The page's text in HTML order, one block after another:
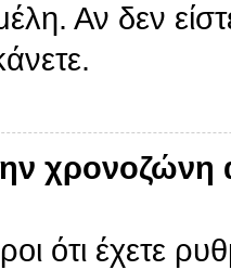
Αν δεν
χρονοζώνη
ότι έχετε